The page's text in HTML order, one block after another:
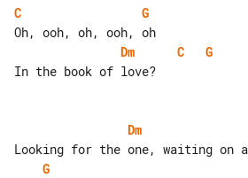
C
G
Dm
C
G
In the book of love?
Dm
G